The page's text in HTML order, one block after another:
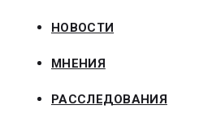
НОВОСТИ
МНЕНИЯ
РАССЛЕДОВАНИЯ